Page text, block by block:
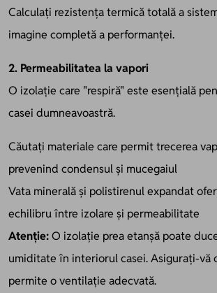
Calculați rezistența termică totală a
imagine completă a performanței.
2. Permeabilitatea la vapori
O izolație care "respiră" este esențială
casei dumneavoastră.
Căutați materiale care permit trecerea
prevenind condensul și mucegaiul
Vata minerală și polistirenul expandat
echilibru între izolare și permeabilitate
Atenție:O izolație prea etanșă poate
umiditate în interiorul casei. Asigurați-vă
permite o ventilație adecvată.